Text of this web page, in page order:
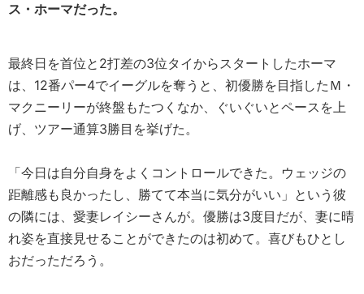
ス・ホーマだった。
最終日を首位と2打差の3位タイからスタートしたホーマ
は、12番パー4でイーグルを奪うと、初優勝を目指したＭ・
マクニーリーが終盤もたつくなか、ぐいぐいとペースを上
げ、ツアー通算3勝目を挙げた。
「今日は自分自身をよくコントロールできた。ウェッジの
距離感も良かったし、勝てて本当に気分がいい」という彼
の隣には、愛妻レイシーさんが。優勝は3度目だが、妻に晴
れ姿を直接見せることができたのは初めて。喜びもひとし
おだっただろう。